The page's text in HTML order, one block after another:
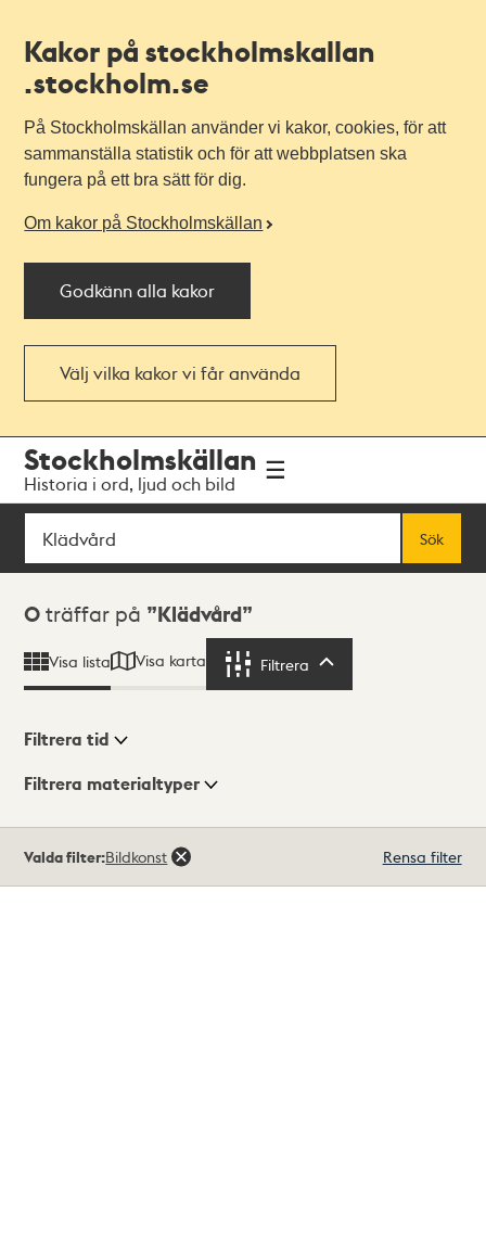
Kakor på stockholmskallan
.stockholm.se
På Stockholmskällan använder vi kakor, cookies, för att
sammanställa statistik och för att webbplatsen ska
fungera på ett bra sätt för dig.
Om kakor på Stockholmskällan
Godkänn alla kakor
Välj vilka kakor vi får använda
navigationen
huvudinnehållet
Stockholmskällan
Historia i ord, ljud och bild
Sök
Sök
Sökresultat
0 träffar på Klädvård
Visa lista Visa karta Filtrera
Visningsläge
Filtrera tid
Filtrera materialtyper
träffar
Valda filter:Bildkonst Rensa filter